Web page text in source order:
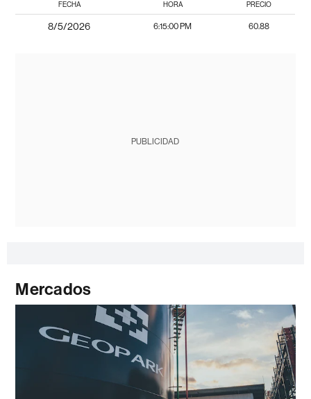
FECHA HORA PRECIO
8/5/2026 6:15:00 PM 60.88
PUBLICIDAD
Mercados